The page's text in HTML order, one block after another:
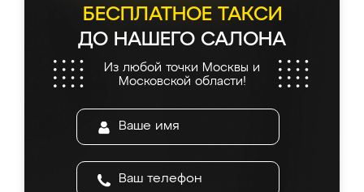
БЕСПЛАТНОЕ ТАКСИ
ДО НАШЕГО САЛОНА
Из любой точки Москвы и
Московской области!